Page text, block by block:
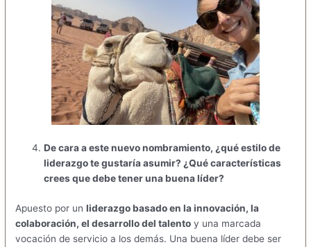
De cara a este nuevo nombramiento, ¿qué estilo de
liderazgo te gustaría asumir? ¿Qué características
crees que debe tener una buena líder?
Apuesto por unliderazgo basado en la innovación, la
colaboración, el desarrollo del talento y una marcada
vocación de servicio a los demás. Una buena líder debe ser